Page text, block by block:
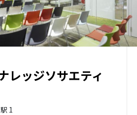
レッジソサエティ
1